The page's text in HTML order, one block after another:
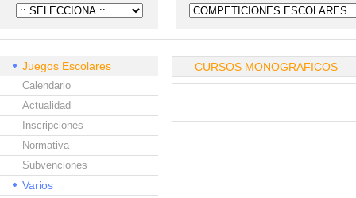
Juegos Escolares
Calendario
Actualidad
Inscripciones
Normativa
Subvenciones
Varios
CURSOS MONOGRAFICOS